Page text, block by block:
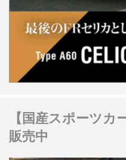
【国産スポーツカ
販売中